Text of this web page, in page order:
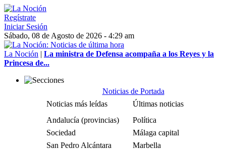
Regístrate
Iniciar Sesión
Sábado, 08 de Agosto de 2026 - 4:29 am
La Noción | La ministra de Defensa acompaña a los Reyes y la
Princesa de...
Noticias de Portada
Noticias más leídas
Últimas noticias
Andalucía (provincias)
Política
Sociedad
Málaga capital
San Pedro Alcántara
Marbella